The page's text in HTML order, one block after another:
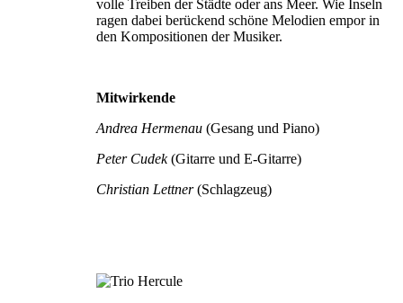
volle Treiben der Städte oder ans Meer. Wie Inseln
ragen dabei berückend schöne Melodien empor in
den Kompositionen der Musiker.
Mitwirkende
Andrea Hermenau (Gesang und Piano)
Peter Cudek(Gitarre und E-Gitarre)
Christian Lettner(Schlagzeug)